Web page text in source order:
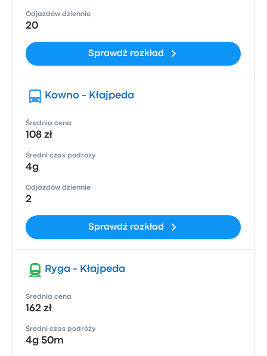
Odjazdów dziennie
20
Sprawdź rozkład
Kowno - Kłajpeda
Średnia cena
108 zł
Średni czas podróży
4g
Odjazdów dziennie
2
Sprawdź rozkład
Ryga - Kłajpeda
Średnia cena
162 zł
Średni czas podróży
4g 50m